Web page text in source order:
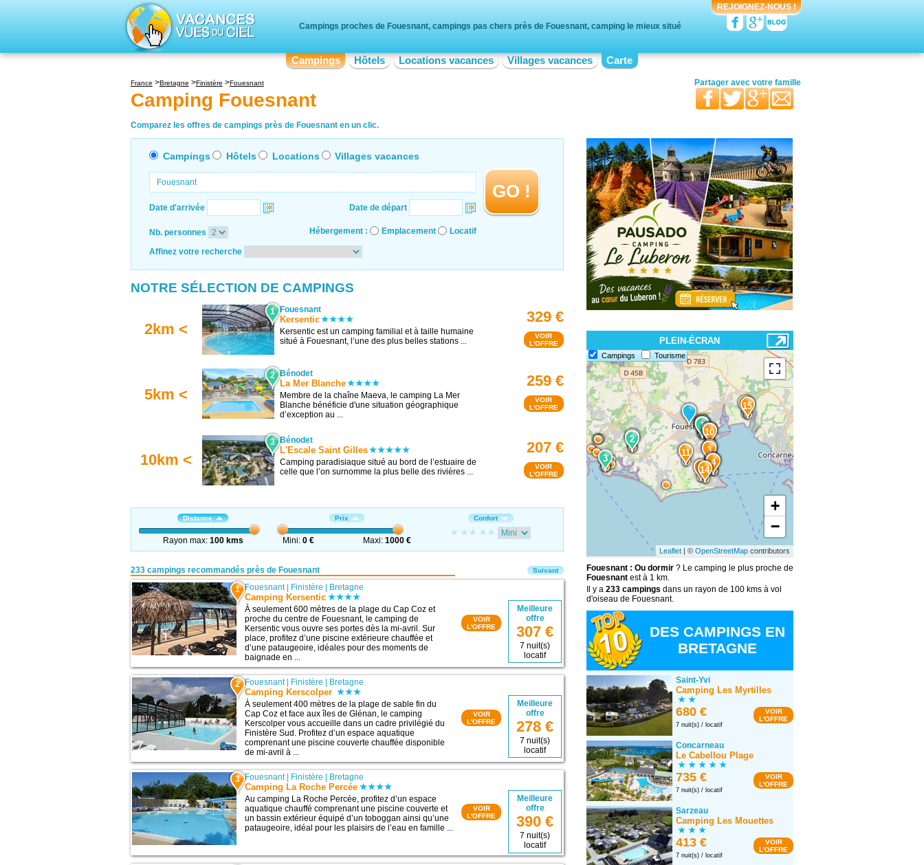
Campings proches de Fouesnant, campings pas chers près de Fouesnant, camping le mieux situé
REJOIGNEZ-NOUS !
Campings Hôtels Locations vacances Villages vacances Carte
France Bretagne Finistère Fouesnant
Camping Fouesnant
Partager avec
votre famille
vos proches
Comparez les offres de campings près de Fouesnant en un clic.
Campings Hôtels Locations Villages vacances
Date d'arrivée Date de départ
GO !
Nb. personnes Hébergement : Emplacement Locatif
Affinez votre recherche
NOTRE SÉLECTION DE CAMPINGS
2km <
1 Fouesnant
Kersentic
Kersentic est un camping familial et à taille humaine
situé à Fouesnant, l’une des plus belles stations ...
329 €
VOIR
L'OFFRE
5km <
2 Bénodet
La Mer Blanche
Membre de la chaîne Maeva, le camping La Mer
Blanche bénéficie d'une situation géographique
d’exception au ...
259 €
VOIR
L'OFFRE
10km <
3 Bénodet
L'Escale Saint Gilles
Camping paradisiaque situé au bord de l’estuaire de
celle que l’on surnomme la plus belle des rivières ...
207 €
VOIR
L'OFFRE
Distance
Rayon max: 100 kms
Prix
Mini:0 € Maxi: 1000 €
Confort
233 campings recommandés près de Fouesnant
1 Fouesnant| Finistère Bretagne
Camping Kersentic
À seulement 600 mètres de la plage du Cap Coz et
proche du centre de Fouesnant, le camping de
Kersentic vous ouvre ses portes dès la mi-avril. Sur
place, profitez d’une piscine extérieure chauffée et
d’une pataugeoire, idéales pour des moments de
baignade en ...
Meilleure
offre
307 €
7 nuit(s)
locatif
VOIR
L'OFFRE
2 Fouesnant| Finistère Bretagne
Camping Kerscolper
À seulement 400 mètres de la plage de sable fin du
Cap Coz et face aux îles de Glénan, le camping
Kerscolper vous accueille dans un cadre privilégié du
Finistère Sud. Profitez d’un espace aquatique
comprenant une piscine couverte chauffée disponible
de mi-avril à ...
Meilleure
offre
278 €
7 nuit(s)
locatif
VOIR
L'OFFRE
3 Fouesnant| Finistère Bretagne
Camping La Roche Percée
Au camping La Roche Percée, profitez d’un espace
aquatique chauffé comprenant une piscine couverte et
un bassin extérieur équipé d’un toboggan ainsi qu’une
pataugeoire, idéal pour les plaisirs de l’eau en famille ...
Meilleure
offre
390 €
7 nuit(s)
locatif
VOIR
L'OFFRE
Suivant
PLEIN-ÉCRAN
Campings Tourisme
15
14
13
12
11
10
9
8
7
6
5
4
3
2
1
3
2
1
+
−
Leaflet | ©OpenStreetMap contributors
Fouesnant : Ou dormir? Le camping le plus proche de
Fouesnantest à 1 km.
Il y a 233 campings dans un rayon de 100 kms à vol
d'oiseau de Fouesnant.
DES CAMPINGS EN
BRETAGNE
Saint-Yvi
Camping Les Myrtilles
680 €
7 nuit(s) / locatif
VOIR
L'OFFRE
Concarneau
Le Cabellou Plage
735 €
7 nuit(s) / locatif
VOIR
L'OFFRE
Sarzeau
Camping Les Mouettes
413 €
7 nuit(s) / locatif
VOIR
L'OFFRE